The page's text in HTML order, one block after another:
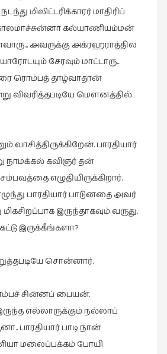
மிலிட்டரிக்காரர் மாதிரிப்
கல்யாணியம்மன்
அவருக்கு அக்ரஹராத்தில
சேரவும் மாட்டாரு…
ரொம்பத் தாழ்வாதான்
விவரித்தபடியே மௌனத்தில்
வாசித்திருக்கிறேன். பாரதியார்
நாமக்கல் கவிஞர் தன்
எழுதியிருக்கிறார்.
பாரதியார் பாடுனதை அவர்
இருந்தாகவும் வருது.
இருக்கீங்களா?
சொன்னார்.
சின்னப் பையன்.
எல்லாருக்கும் நல்லாப்
பாரதியார் பாடி நான்
மலைப்பக்கம் போயி